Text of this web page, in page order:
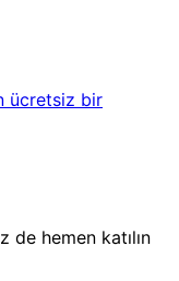
ücretsiz bir
de hemen katılın